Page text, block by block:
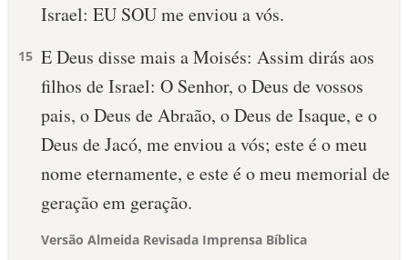
Israel: EU SOU me enviou a vós.
15 E Deus disse mais a Moisés: Assim dirás aos
filhos de Israel: O Senhor, o Deus de vossos
pais, o Deus de Abraão, o Deus de Isaque, e o
Deus de Jacó, me enviou a vós; este é o meu
nome eternamente, e este é o meu memorial de
geração em geração.
Versão Almeida Revisada Imprensa Bíblica